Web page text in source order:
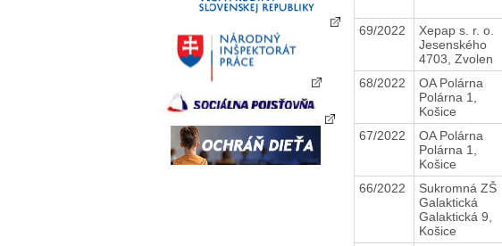
69/2022
Xepap s. r. o.
Jesenského
4703, Zvolen
68/2022
OA Polárna
Polárna 1,
Košice
67/2022
OA Polárna
Polárna 1,
Košice
66/2022
Sukromná ZŠ
Galaktická
Galaktická 9,
Košice